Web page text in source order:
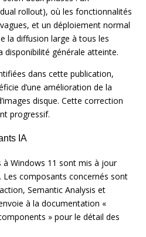
rollout), où les fonctionnalités
et un déploiement normal
la diffusion large à tous les
disponibilité générale atteinte.
dans cette publication,
d’une amélioration de la
disque. Cette correction
progressif.
IA
Windows 11 sont mis à jour
Les composants concernés sont
Semantic Analysis et
à la documentation «
» pour le détail des